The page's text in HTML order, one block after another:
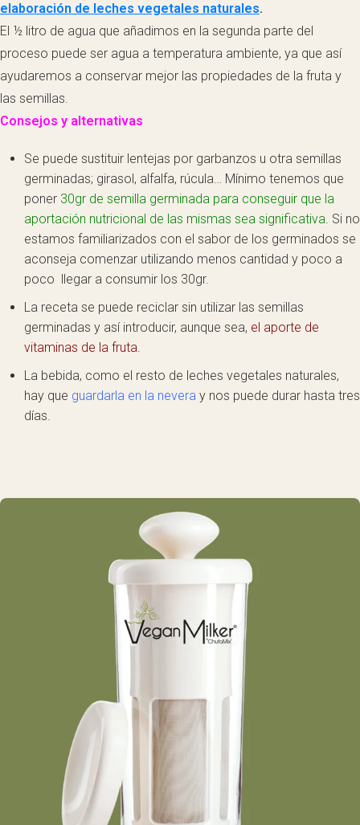
elaboración de leches vegetales naturales.
El ½ litro de agua que añadimos en la segunda parte del
proceso puede ser agua a temperatura ambiente, ya que así
ayudaremos a conservar mejor las propiedades de la fruta y
las semillas.
Consejos y alternativas
Se puede sustituir lentejas por garbanzos u otra semillas
germinadas; girasol, alfalfa, rúcula… Mínimo tenemos que
poner 30gr de semilla germinada para conseguir que la
aportación nutricional de las mismas sea significativa. Si no
estamos familiarizados con el sabor de los germinados se
aconseja comenzar utilizando menos cantidad y poco a
poco llegar a consumir los 30gr.
La receta se puede reciclar sin utilizar las semillas
germinadas y así introducir, aunque sea, el aporte de
vitaminas de la fruta.
La bebida, como el resto de leches vegetales naturales,
hay que guardarla en la nevera y nos puede durar hasta tres
días.